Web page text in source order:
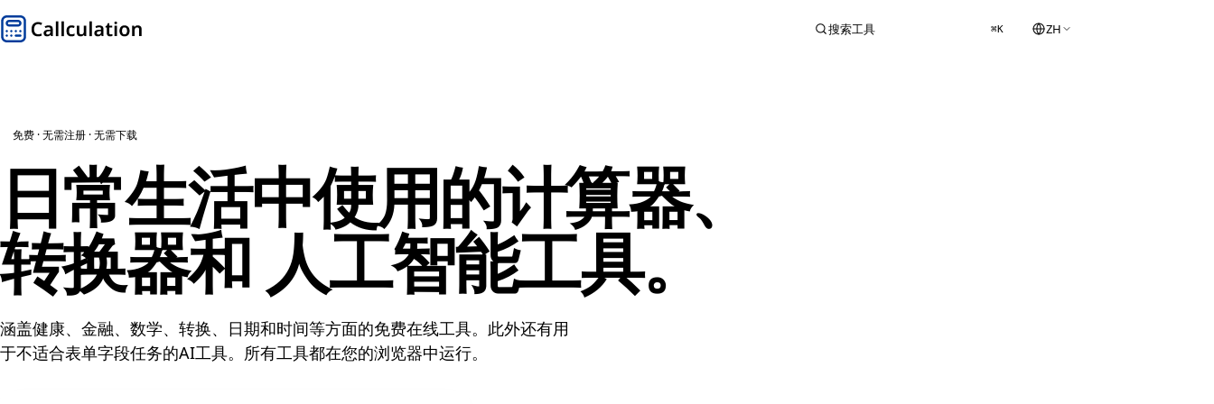
搜索工具 ⌘K ZH
免费 · 无需注册 · 无需下载
日常生活中使用的计算器、
转换器和 人工智能工具。
涵盖健康、金融、数学、转换、日期和时间等方面的免费在线工具。此外还有用
于不适合表单字段任务的AI工具。所有工具都在您的浏览器中运行。